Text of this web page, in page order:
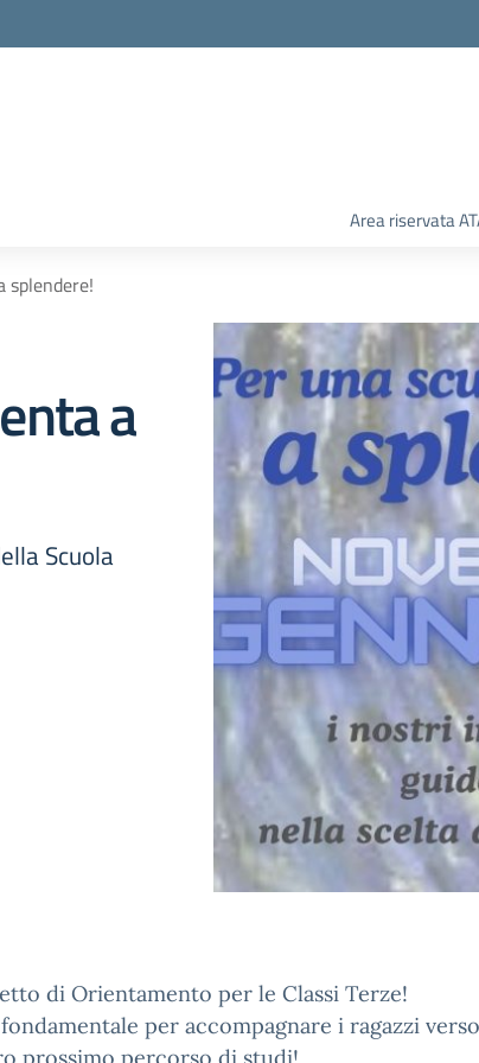
Area riservata
splendere!
a
Scuola
di Orientamento per le Classi Terze!
per accompagnare i ragazzi